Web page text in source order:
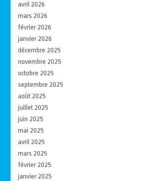
avril 2026
mars 2026
février 2026
janvier 2026
décembre 2025
novembre 2025
octobre 2025
septembre 2025
août 2025
juillet 2025
juin 2025
mai 2025
avril 2025
mars 2025
février 2025
janvier 2025